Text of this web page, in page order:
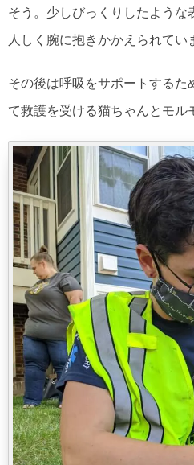
そう。少しびっくりしたような
人しく腕に抱きかかえられてい
その後は呼吸をサポートするた
て救護を受ける猫ちゃんとモル